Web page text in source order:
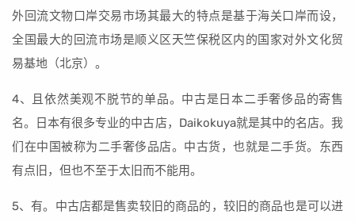
外回流文物口岸交易市场其最大的特点是基于海关口岸而设，
全国最大的回流市场是顺义区天竺保税区内的国家对外文化贸
易基地（北京）。
4、且依然美观不脱节的单品。中古是日本二手奢侈品的寄售
名。日本有很多专业的中古店，Daikokuya就是其中的名店。我
们在中国被称为二手奢侈品店。中古货，也就是二手货。东西
有点旧，但也不至于太旧而不能用。
5、有。中古店都是售卖较旧的商品的，较旧的商品也是可以进